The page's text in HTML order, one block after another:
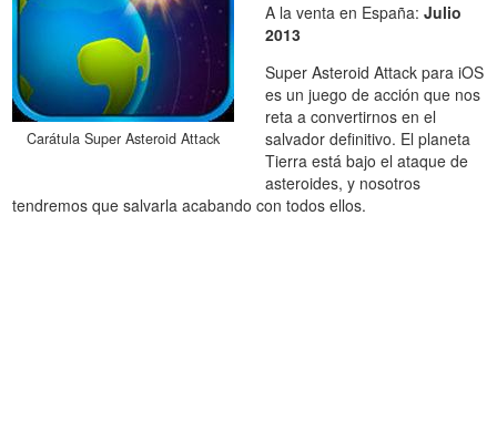
Carátula Super Asteroid Attack
A la venta en España:Julio
2013
Super Asteroid Attack para iOS
es un juego de acción que nos
reta a convertirnos en el
salvador definitivo. El planeta
Tierra está bajo el ataque de
asteroides, y nosotros
tendremos que salvarla acabando con todos ellos.